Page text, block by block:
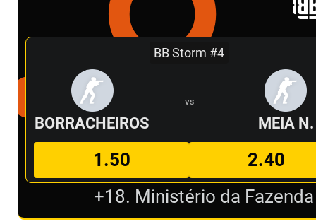
BB Storm #4
BORRACHEIROS
VS
MEIA N.
1.50
2.40
+18. Ministério da